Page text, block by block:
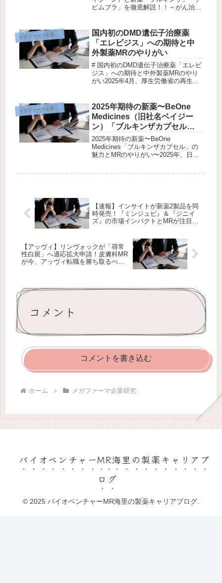
ビムブラ」を徹底解説！！～がん治療
を遂げているグローバルバイオ医薬品
企業「BeOne（旧ベイジー...
メ
ガファーマ企業研究
国内初のDMD遺伝子治療薬
「エレビジス」への期待と中
外製薬MRのやりがい
# 国内初のDMD遺伝子治療薬「エレビ
ジス」への期待と中外製薬MRのやり
がい2025年4月、厚生労働省の再生医
（Elevidys）」が条件および期限付で
承認される見込みとなりました。こ...
メ
ガファーマ企業研究
2025年期待の新薬〜BeOne
Medicines（旧社名ベイジー
ン）「ブルキンザカプセル」
の魅力とMRのやりがい〜
2025年期待の新薬〜BeOne
Medicines「ブルキンザカプセル」の
魅力とMRのやりがい〜2025年、日本
【速報】インサイトが新薬2製品を同
時発売！『ミンジュビ』＆『ジニイ
ズ』の市場インパクトとMRが注目す
【アッヴィ】リンヴォックが「尋常
性白斑」へ適応拡大申請！皮膚科MR
が今、アッヴィ転職を勝ち取るべき“3
コメント
コメントを書き込む
ホーム メガファーマ企業研究
バイオベンチャーMR海里の製薬キャリアブ
ログ
© 2025 バイオベンチャーMR海里の製薬キャリアブログ.